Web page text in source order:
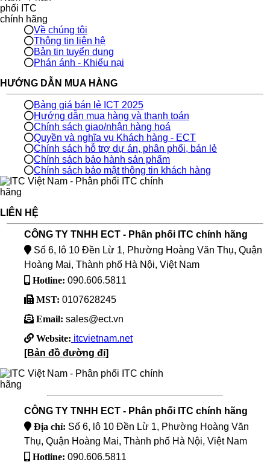
Về chúng tôi
Thông tin liên hệ
Bản tin tuyển dụng
Phán ánh - Khiếu nại
HƯỚNG DẪN MUA HÀNG
Bảng giá bán lẻ ICT 2025
Hướng dẫn mua hàng và thanh toán
Chính sách giao/nhận hàng hoá
Quyền và nghĩa vụ Khách hàng - ECT
Chính sách hỗ trợ dự án, phân phối, bán lẻ
Chính sách bảo hành sản phẩm
Chính sách bảo mật thông tin khách hàng
LIÊN HỆ
CÔNG TY TNHH ECT - Phân phối ITC chính hãng
Số 6, lô 10 Đền Lừ 1, Phường Hoàng Văn Thụ, Quận
Hoàng Mai, Thành phố Hà Nội, Việt Nam
Hotline: 090.606.5811
MST: 0107628245
Email: sales@ect.vn
Website: itcvietnam.net
[Bản đồ đường đi]
CÔNG TY TNHH ECT - Phân phối ITC chính hãng
Địa chỉ: Số 6, lô 10 Đền Lừ 1, Phường Hoàng Văn
Thụ, Quận Hoàng Mai, Thành phố Hà Nội, Việt Nam
Hotline: 090.606.5811